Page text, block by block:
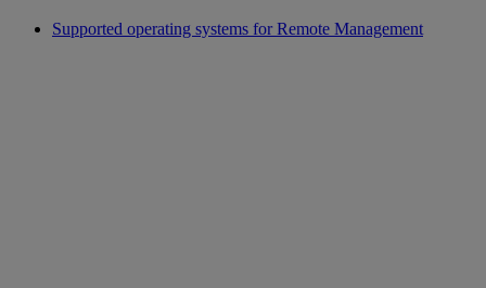
Supported operating systems for Remote Management